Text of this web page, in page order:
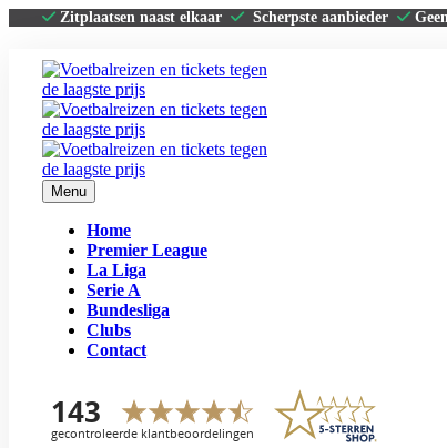
Zitplaatsen naast elkaar Scherpste aanbieder
Menu
Home
Premier League
La Liga
Serie A
Bundesliga
Clubs
Contact